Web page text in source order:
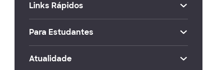
Links Rápidos
Para Estudantes
Atualidade